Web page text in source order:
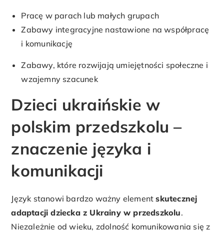
Pracę w parach lub małych grupach
Zabawy integracyjne nastawione na współpracę
i komunikację
Zabawy, które rozwijają umiejętności społeczne i
wzajemny szacunek
Dzieci ukraińskie w
polskim przedszkolu –
znaczenie języka i
komunikacji
Język stanowi bardzo ważny elementskutecznej
adaptacji dziecka z Ukrainy w przedszkolu.
Niezależnie od wieku, zdolność komunikowania się z